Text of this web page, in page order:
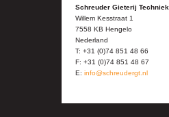
Schreuder Gieterij Techniek
Willem Kesstraat 1
7558 KB Hengelo
Nederland
T: +31 (0)74 851 48 66
F: +31 (0)74 851 48 67
E: info@schreudergt.nl